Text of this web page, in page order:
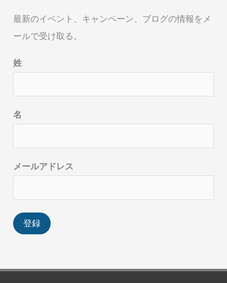
最新のイベント、キャンペーン、ブログの情報をメ
ールで受け取る。
姓
名
メールアドレス